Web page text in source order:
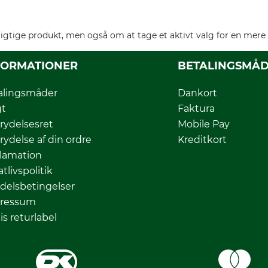
produkt, men også om at tage et aktivt valg for en
af din ordre
returlabel
Dankort
Faktura
Mobile Pay
Kreditkort